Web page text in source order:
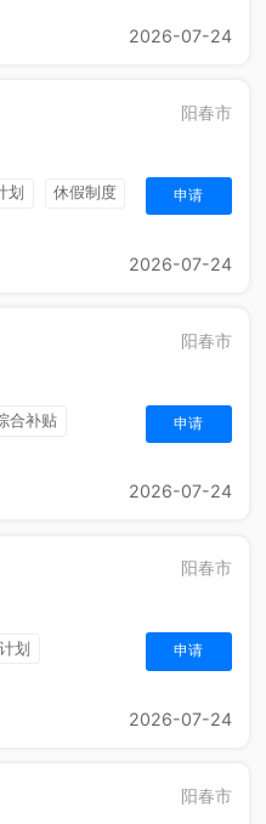
2026-07-24
阳春市
划 休假制度 申请
2026-07-24
阳春市
合补贴
申请
2026-07-24
阳春市
划 申请
2026-07-24
阳春市